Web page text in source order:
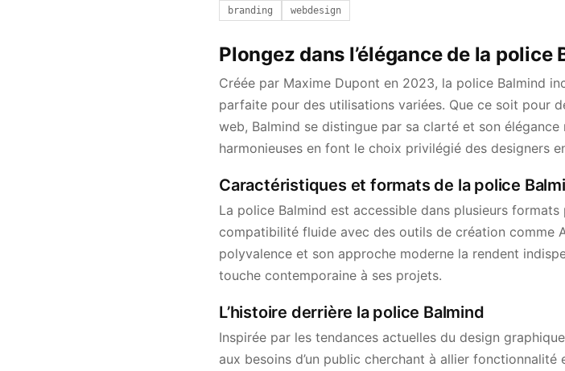
branding webdesign
Plongez dans l’élégance de la police
Créée par Maxime Dupont en 2023, la police Balmind
parfaite pour des utilisations variées. Que ce soit pour
web, Balmind se distingue par sa clarté et son
harmonieuses en font le choix privilégié des designers
Caractéristiques et formats de la police
La police Balmind est accessible dans plusieurs formats
compatibilité fluide avec des outils de création comme
polyvalence et son approche moderne la rendent
touche contemporaine à ses projets.
L’histoire derrière la police Balmind
Inspirée par les tendances actuelles du design
aux besoins d’un public cherchant à allier